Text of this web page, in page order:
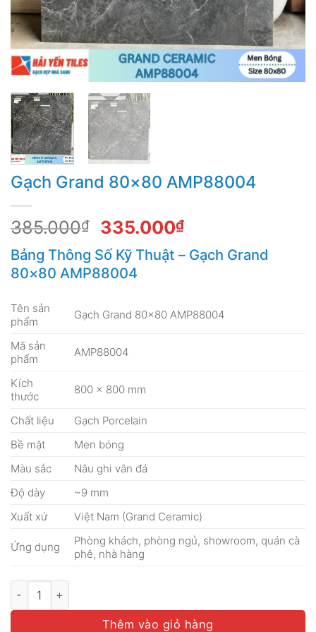
Gạch Grand 80×80 AMP88004
385.000₫
Giá
gốc
là:
385.000₫.
335.000₫Giá
hiện
tại
Bảng Thông Số Kỹ Thuật – Gạch Grand
80×80 AMP88004
Tên sản
phẩm
Gạch Grand 80×80 AMP88004
Mã sản
phẩm
AMP88004
Kích
thước
800 × 800 mm
Chất liệu
Gạch Porcelain
Bề mặt
Men bóng
Màu sắc
Nâu ghi vân đá
Độ dày
~9 mm
Xuất xứ
Việt Nam (Grand Ceramic)
Ứng dụng
Phòng khách, phòng ngủ, showroom, quán cà
phê, nhà hàng
Gạch Grand 80x80 AMP88004 số lượng
Thêm vào giỏ hàng